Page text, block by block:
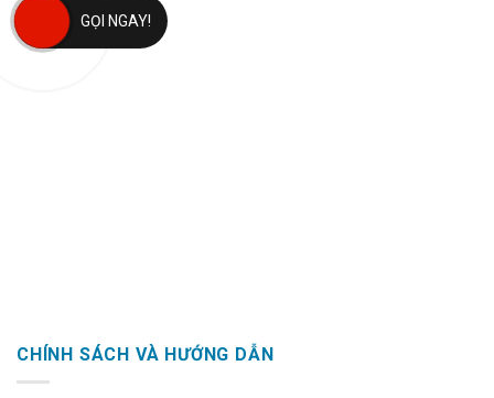
CHÍNH SÁCH VÀ HƯỚNG DẪN
GỌI NGAY!